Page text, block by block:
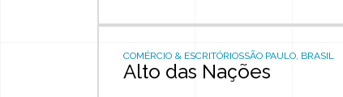
COMÉRCIO & ESCRITÓRIOSSÃO PAULO, BRASIL
Alto das Nações